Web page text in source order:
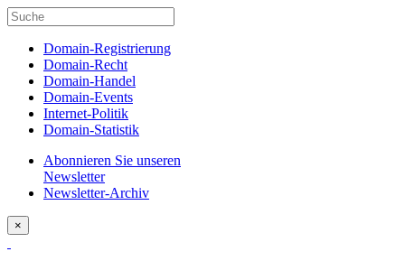
Domain-Registrierung
Domain-Recht
Domain-Handel
Domain-Events
Internet-Politik
Domain-Statistik
Abonnieren Sie unseren
Newsletter
Newsletter-Archiv
×